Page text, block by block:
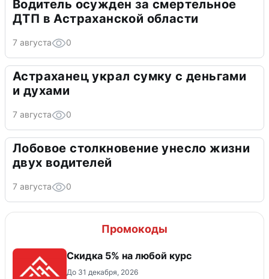
Водитель осужден за смертельное
ДТП в Астраханской области
7 августа 0
Астраханец украл сумку с деньгами
и духами
7 августа 0
Лобовое столкновение унесло жизни
двух водителей
7 августа 0
Промокоды
Скидка 5% на любой курс
До 31 декабря, 2026